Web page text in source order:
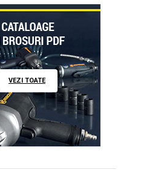
VEZI TOATE